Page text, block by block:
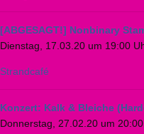
[ABGESAGT!] Nonbinary
Dienstag, 17.03.20 um 19:00
Strandcafé
Konzert: Kalk & Bleiche
Donnerstag, 27.02.20 um